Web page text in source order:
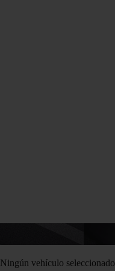
Ningún vehículo seleccionado